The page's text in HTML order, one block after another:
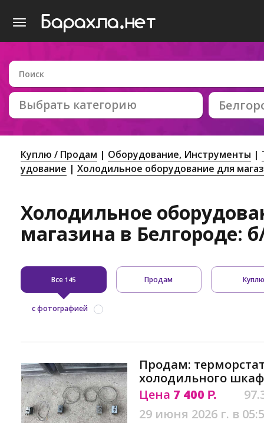
Выбрать категорию
Куплю / Продам Оборудование, Инструменты
удование
Холодильное оборудование для
Холодильное
магазина в Белгороде:
Все 145 Продам
с фотографией
Продам:
холодильного
Цена 7 400 Р.
29 июня 2026 г. в